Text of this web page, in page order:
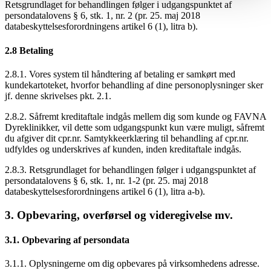
Retsgrundlaget for behandlingen følger i udgangspunktet af
persondatalovens § 6, stk. 1, nr. 2 (pr. 25. maj 2018
databeskyttelsesforordningens artikel 6 (1), litra b).
2.8 Betaling
2.8.1. Vores system til håndtering af betaling er samkørt med
kundekartoteket, hvorfor behandling af dine personoplysninger sker
jf. denne skrivelses pkt. 2.1.
2.8.2. Såfremt kreditaftale indgås mellem dig som kunde og FAVNA
Dyreklinikker, vil dette som udgangspunkt kun være muligt, såfremt
du afgiver dit cpr.nr. Samtykkeerklæring til behandling af cpr.nr.
udfyldes og underskrives af kunden, inden kreditaftale indgås.
2.8.3. Retsgrundlaget for behandlingen følger i udgangspunktet af
persondatalovens § 6, stk. 1, nr. 1-2 (pr. 25. maj 2018
databeskyttelsesforordningens artikel 6 (1), litra a-b).
3. Opbevaring, overførsel og videregivelse mv.
3.1. Opbevaring af persondata
3.1.1. Oplysningerne om dig opbevares på virksomhedens adresse.